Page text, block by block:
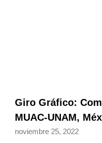
Giro Gráfico:
MUAC-UNAM,
noviembre 25, 2022